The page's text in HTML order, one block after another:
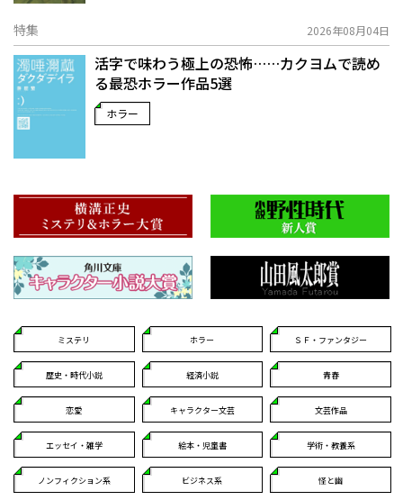
特集 2026年08月04日
活字で味わう極上の恐怖……カクヨムで読め
る最恐ホラー作品5選
ホラー
ミステリ ホラー ＳＦ・ファンタジー
歴史・時代小説 経済小説 青春
恋愛 キャラクター文芸 文芸作品
エッセイ・雑学 絵本・児童書 学術・教養系
ノンフィクション系 ビジネス系 怪と幽